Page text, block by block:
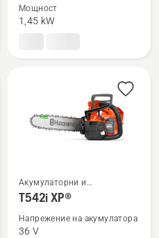
T535i
Мощност
1,45 kW
Вижте
повече
подробности
Акумулаторни и
електрически верижни
триони
T542i XP®
Напрежение на акумулатора
36 V